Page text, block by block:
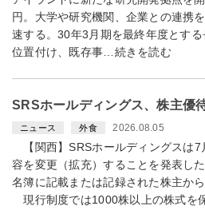
円。大学や研究機関、企業との連携
速する。30年3月期を最終年度とす
位置付け、既存事…続きを読む
SRSホールディングス、株主優
ニュース 外食 2026.08.05
【関西】SRSホールディングスは7
容を変更（拡充）することを発表し
名簿に記載または記録された株主か
現行制度では1000株以上の株式を